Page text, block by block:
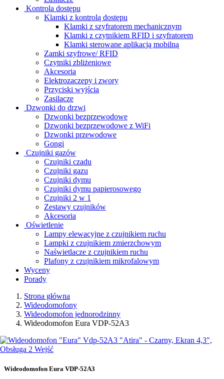
Kontrola dostępu
Klamki z kontrolą dostępu
Klamki z szyfratorem mechanicznym
Klamki z czytnikiem RFID i szyfratorem
Klamki sterowane aplikacją mobilną
Zamki szyfrowe/ RFID
Czytniki zbliżeniowe
Akcesoria
Elektrozaczepy i zwory
Przyciski wyjścia
Zasilacze
Dzwonki do drzwi
Dzwonki bezprzewodowe
Dzwonki bezprzewodowe z WiFi
Dzwonki przewodowe
Gongi
Czujniki gazów
Czujniki czadu
Czujniki gazu
Czujniki dymu
Czujniki dymu papierosowego
Czujniki 2 w 1
Zestawy czujników
Akcesoria
Oświetlenie
Lampy elewacyjne z czujnikiem ruchu
Lampki z czujnikiem zmierzchowym
Naświetlacze z czujnikiem ruchu
Plafony z czujnikiem mikrofalowym
Wyceny
Porady
Strona główna
Wideodomofony
Wideodomofon jednorodzinny
Wideodomofon Eura VDP-52A3
Wideodomofon Eura VDP-52A3